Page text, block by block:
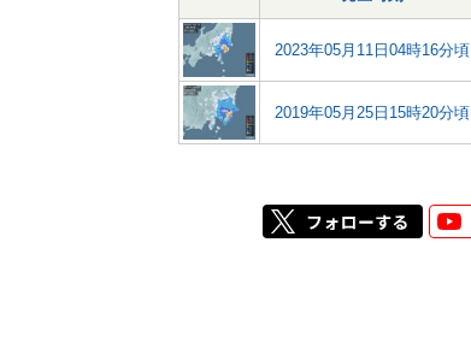
2023年05月11日04時16分頃
2019年05月25日15時20分頃